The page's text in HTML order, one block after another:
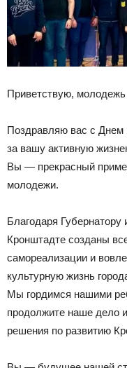
Приветствую,
Поздравляю вас с
за вашу активную
Вы — прекрасный
молодежи.
Благодаря
Кронштадте созданы
самореализации и
культурную жизнь
Мы гордимся нашими
продолжите наше дело
решения по развитию